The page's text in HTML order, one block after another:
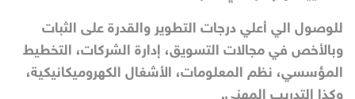
للوصول الي أعلي درجات التطوير والقدرة على الثبات
وبالأخص في مجالات التسويق، إدارة الشركات، التخطيط
المؤسسي، نظم المعلومات، الأشغال الكهروميكانيكية،